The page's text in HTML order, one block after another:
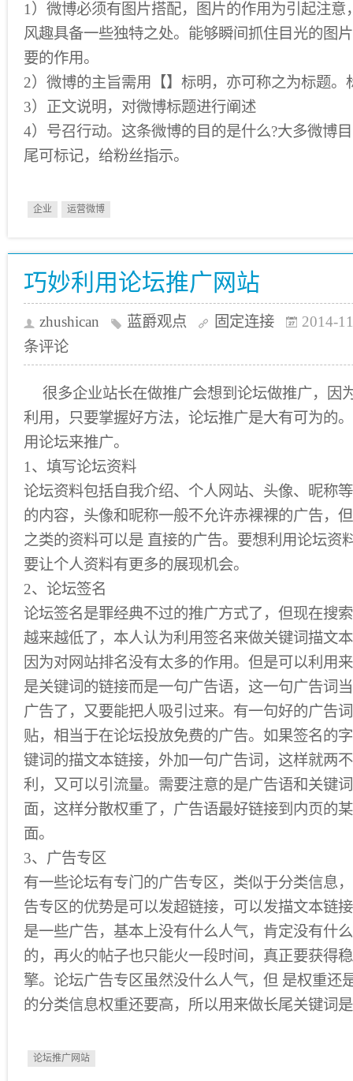
1）微博必须有图片搭配，图片的作用为引起注意
风趣具备一些独特之处。能够瞬间抓住目光的图
要的作用。
2）微博的主旨需用【】标明，亦可称之为标题。
3）正文说明，对微博标题进行阐述
4）号召行动。这条微博的目的是什么?大多微博
尾可标记，给粉丝指示。
企业 运营微博
巧妙利用论坛推广网站
zhushican 蓝爵观点 固定连接
2014-
条评论
很多企业站长在做推广会想到论坛做推广，因
利用，只要掌握好方法，论坛推广是大有可为的
用论坛来推广。
1、填写论坛资料
论坛资料包括自我介绍、个人网站、头像、昵称
的内容，头像和昵称一般不允许赤裸裸的广告，
之类的资料可以是 直接的广告。要想利用论坛资
要让个人资料有更多的展现机会。
2、论坛签名
论坛签名是罪经典不过的推广方式了，但现在搜
越来越低了，本人认为利用签名来做关键词描文
因为对网站排名没有太多的作用。但是可以利用
是关键词的链接而是一句广告语，这一句广告词
广告了，又要能把人吸引过来。有一句好的广告
贴，相当于在论坛投放免费的广告。如果签名的
键词的描文本链接，外加一句广告词，这样就两
利，又可以引流量。需要注意的是广告语和关键
面，这样分散权重了，广告语最好链接到内页的
面。
3、广告专区
有一些论坛有专门的广告专区，类似于分类信息
告专区的优势是可以发超链接，可以发描文本链
是一些广告，基本上没有什么人气，肯定没有什
的，再火的帖子也只能火一段时间，真正要获得
擎。论坛广告专区虽然没什么人气，但 是权重还
的分类信息权重还要高，所以用来做长尾关键词
论坛推广网站